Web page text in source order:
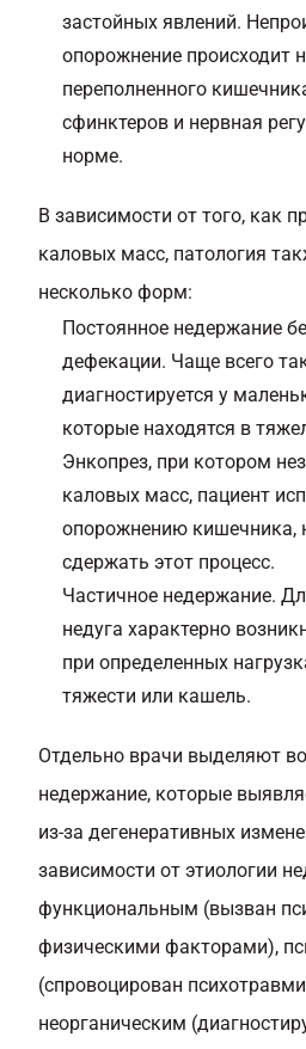
застойных явлений.
опорожнение происходит
переполненного
сфинктеров и нервная
норме.
В зависимости от того, как
каловых масс, патология
несколько форм:
Постоянное недержание
дефекации. Чаще всего
диагностируется у
которые находятся в
Энкопрез, при котором
каловых масс, пациент
опорожнению кишечника,
сдержать этот процесс.
Частичное недержание.
недуга характерно
при определенных
тяжести или кашель.
Отдельно врачи выделяют
недержание, которые
из-за дегенеративных
зависимости от этиологии
функциональным (вызван
физическими факторами),
(спровоцирован
неорганическим